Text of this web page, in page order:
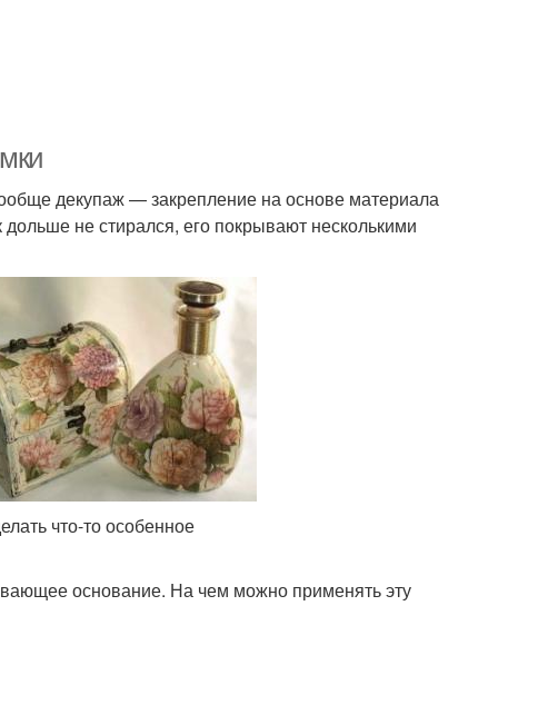
декупаж — закрепление на основе материала
не стирался, его покрывают несколькими
что-то особенное
основание. На чем можно применять эту